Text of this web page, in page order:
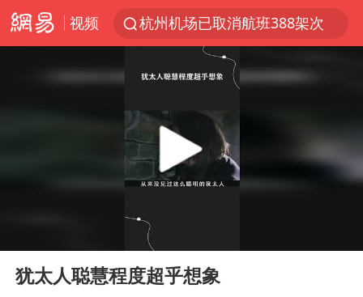
视频
杭州机场已取消航班388架次
王艺迪无缘横滨赛决赛
《披荆斩棘2026》阵容官宣
中国第1高楼阻尼器摆动明显
《龙餐馆》 冲奖
Play
犹太人聪慧程度超乎想象